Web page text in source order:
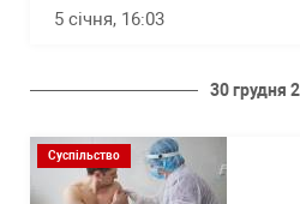
5 січня, 16:03
30 грудня
Суспільство